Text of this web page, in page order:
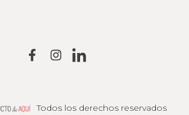
Producto de AquíTodos los derechos reservados